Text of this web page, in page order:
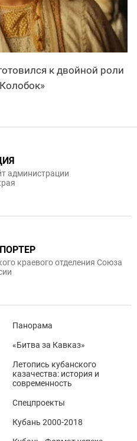
к двойной роли
администрации
краевого отделения Союза
Панорама
«Битва за Кавказ»
Летопись кубанского
казачества: история и
современность
Спецпроекты
Кубань 2000-2018